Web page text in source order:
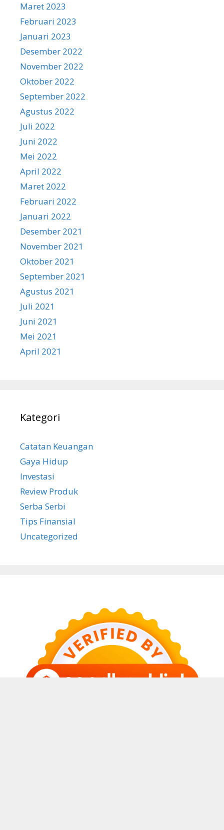
Maret 2023
Februari 2023
Januari 2023
Desember 2022
November 2022
Oktober 2022
September 2022
Agustus 2022
Juli 2022
Juni 2022
Mei 2022
April 2022
Maret 2022
Februari 2022
Januari 2022
Desember 2021
November 2021
Oktober 2021
September 2021
Agustus 2021
Juli 2021
Juni 2021
Mei 2021
April 2021
Kategori
Catatan Keuangan
Gaya Hidup
Investasi
Review Produk
Serba Serbi
Tips Finansial
Uncategorized